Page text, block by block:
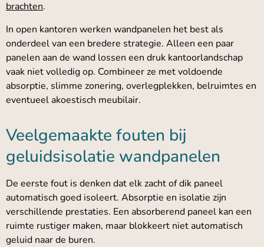
brachten.
In open kantoren werken wandpanelen het best als
onderdeel van een bredere strategie. Alleen een paar
panelen aan de wand lossen een druk kantoorlandschap
vaak niet volledig op. Combineer ze met voldoende
absorptie, slimme zonering, overlegplekken, belruimtes en
eventueel akoestisch meubilair.
Veelgemaakte fouten bij
geluidsisolatie wandpanelen
De eerste fout is denken dat elk zacht of dik paneel
automatisch goed isoleert. Absorptie en isolatie zijn
verschillende prestaties. Een absorberend paneel kan een
ruimte rustiger maken, maar blokkeert niet automatisch
geluid naar de buren.